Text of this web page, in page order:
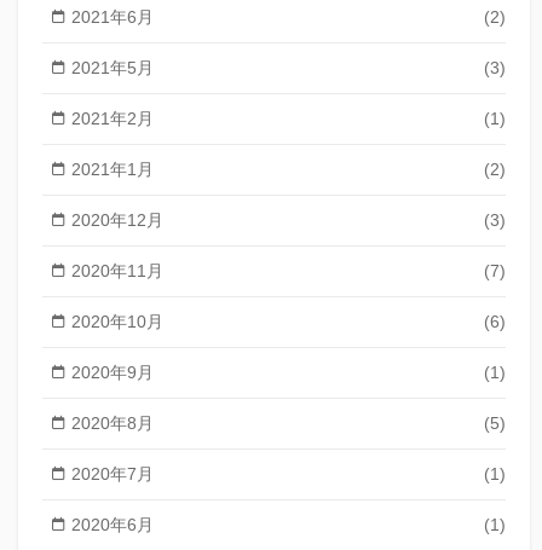
2021年6月 (2)
2021年5月 (3)
2021年2月 (1)
2021年1月 (2)
2020年12月 (3)
2020年11月 (7)
2020年10月 (6)
2020年9月 (1)
2020年8月 (5)
2020年7月 (1)
2020年6月 (1)